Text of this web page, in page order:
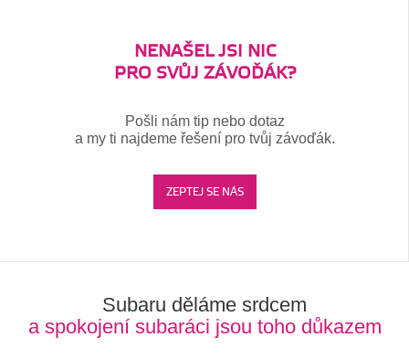
NENAŠEL JSI NIC
PRO SVŮJ ZÁVOĎÁK?
Pošli nám tip nebo dotaz
a my ti najdeme řešení pro tvůj závoďák.
ZEPTEJ SE NÁS
Subaru děláme srdcem
a spokojení subaráci jsou toho důkazem